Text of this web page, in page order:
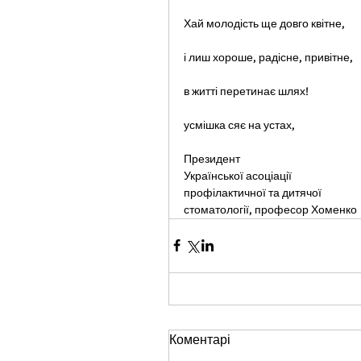
Хай молодість ще довго квітне,
і лиш хороше, радісне, привітне,
в житті перетинає шлях!
усмішка сяє на устах,
Президент
Української асоціації
профілактичної та дитячої
стоматології, професор
Коментарі